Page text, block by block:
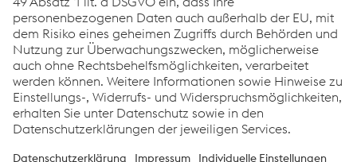
Nina Pan­hol­zer
Kom­mu­ni­ka­ti­on